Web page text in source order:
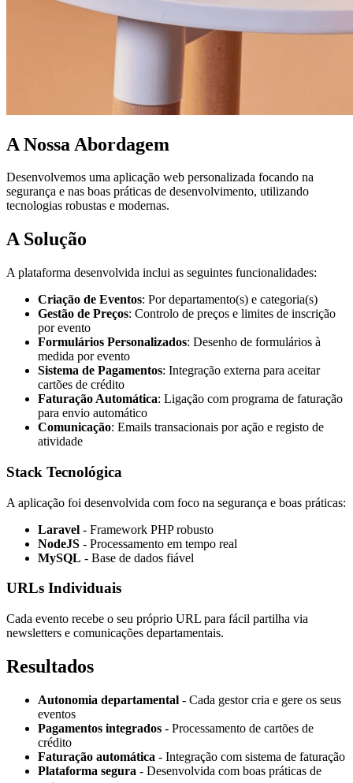
A Nossa Abordagem
Desenvolvemos uma aplicação web personalizada focando na
segurança e nas boas práticas de desenvolvimento, utilizando
tecnologias robustas e modernas.
A Solução
A plataforma desenvolvida inclui as seguintes funcionalidades:
Criação de Eventos: Por departamento(s) e categoria(s)
Gestão de Preços: Controlo de preços e limites de inscrição
por evento
Formulários Personalizados: Desenho de formulários à
medida por evento
Sistema de Pagamentos: Integração externa para aceitar
cartões de crédito
Faturação Automática: Ligação com programa de faturação
para envio automático
Comunicação: Emails transacionais por ação e registo de
atividade
Stack Tecnológica
A aplicação foi desenvolvida com foco na segurança e boas práticas:
Laravel - Framework PHP robusto
NodeJS - Processamento em tempo real
MySQL - Base de dados fiável
URLs Individuais
Cada evento recebe o seu próprio URL para fácil partilha via
newsletters e comunicações departamentais.
Resultados
Autonomia departamental - Cada gestor cria e gere os seus
eventos
Pagamentos integrados - Processamento de cartões de
crédito
Faturação automática - Integração com sistema de faturação
Plataforma segura - Desenvolvida com boas práticas de